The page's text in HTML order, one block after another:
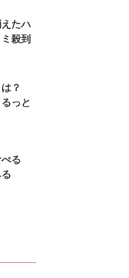
たハ
殺到
は？
っと
る